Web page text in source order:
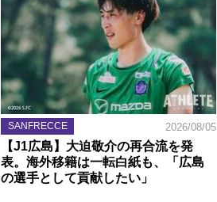
SANFRECCE 2026/08/05
【J1広島】大迫敬介の再合流を発
表。海外移籍は一転白紙も、「広島
の選手として貢献したい」